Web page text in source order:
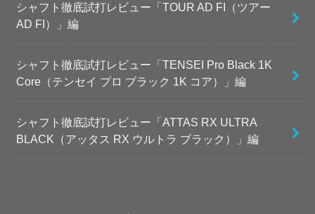
シャフト徹底試打レビュー「TOUR AD FI（ツアー
AD FI）」編
シャフト徹底試打レビュー「TENSEI Pro Black 1K
Core（テンセイ プロ ブラック 1K コア）」編
シャフト徹底試打レビュー「ATTAS RX ULTRA
BLACK（アッタス RX ウルトラ ブラック）」編